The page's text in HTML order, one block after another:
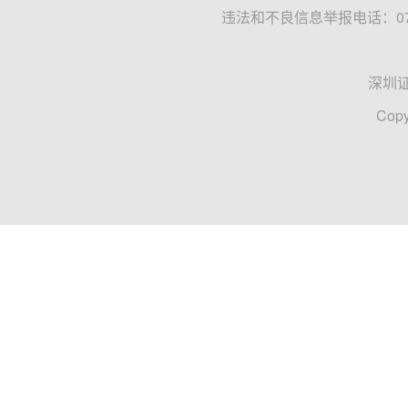
违法和不良信息举报电话：
深圳